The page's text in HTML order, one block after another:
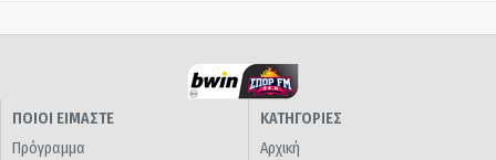
ΠΟΙΟΙ ΕΙΜΑΣΤΕ
Πρόγραμμα
ΚΑΤΗΓΟΡΙΕΣ
Αρχική